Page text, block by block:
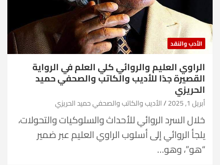
الأدب والنقد
الراوي العليم والروائي كلي العلم في الرواية
القصيرة جدًا للأديب والكاتب والصحفي حميد
الحريزي
أبريل 1, 2025 الأديب والكاتب والصحفي حميد الحريزي
خلال السرد الروائي للأحداث والسلوكيات والتحولات،
يلجأ الروائي إلى أسلوب الراوي العليم عبر ضمير
“هو”، وهو…